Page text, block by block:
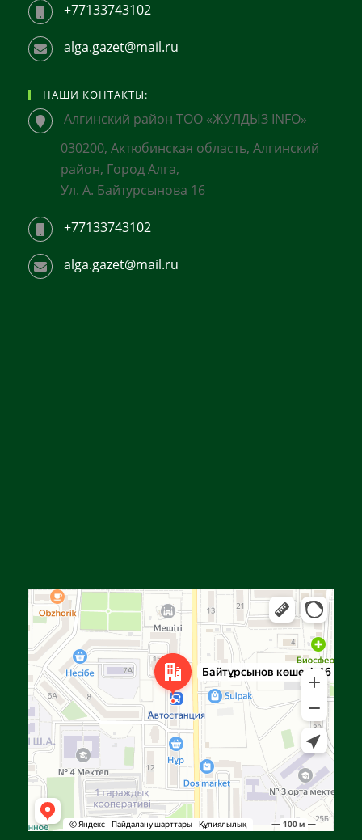
+77133743102
alga.gazet@mail.ru
НАШИ КОНТАКТЫ:
Алгинский район ТОО «ЖУЛДЫЗ INFO»
030200, Актюбинская область, Алгинский
район, Город Алга,
Ул. А. Байтурсынова 16
+77133743102
alga.gazet@mail.ru
Улица Байтурсынова, 16 — Яндекс Карты